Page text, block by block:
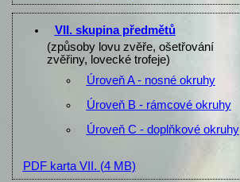
VII. skupina předmětů
(způsoby lovu zvěře, ošetřování
zvěřiny, lovecké trofeje)
Úroveň A - nosné okruhy
Úroveň B - rámcové okruhy
Úroveň C - doplňkové okruhy
PDF karta VII. (4 MB)